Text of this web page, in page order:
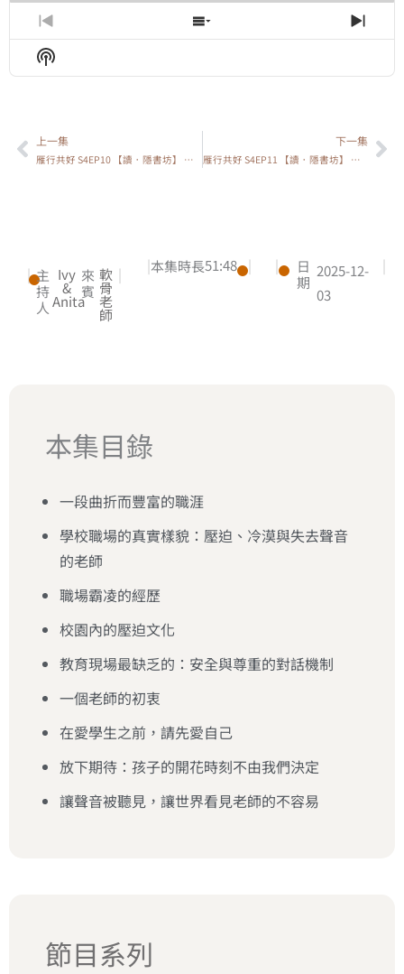
Previous
Episode
Show
Episodes
Next
Show
Podcast
上一頁
上一集
雁行共好 S4EP10 【讀．隱書坊】 教養是合作，啟動由內向外的合作之旅
下一集
雁行共好 S4EP11 【讀．隱書坊】 天命不是被找到的，是在滾動中被確立的 下
| 主
持
人
Ivy
&
Anita
來
賓
軟
骨
老
師
| |本集時長51:48 | |
日
期
2025-12-
03
|
本集目錄
一段曲折而豐富的職涯
學校職場的真實樣貌：壓迫、冷漠與失去聲音
的老師
職場霸凌的經歷
校園內的壓迫文化
教育現場最缺乏的：安全與尊重的對話機制
一個老師的初衷
在愛學生之前，請先愛自己
放下期待：孩子的開花時刻不由我們決定
讓聲音被聽見，讓世界看見老師的不容易
節目系列